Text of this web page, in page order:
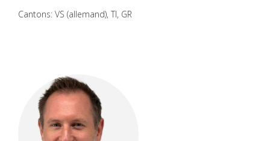
Can­tons: VS (alle­mand), TI, GR